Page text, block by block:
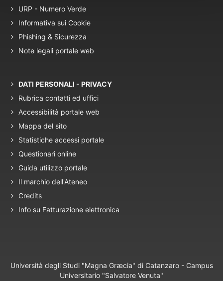
URP - Numero Verde
Informativa sui Cookie
Phishing & Sicurezza
Note legali portale web
DATI PERSONALI - PRIVACY
Rubrica contatti ed uffici
Accessibilità portale web
Mappa del sito
Statistiche accessi portale
Questionari online
Guida utilizzo portale
Il marchio dell'Ateneo
Credits
Info su Fatturazione elettronica
Università degli Studi "Magna Græcia" di Catanzaro - Campus
Universitario "Salvatore Venuta"